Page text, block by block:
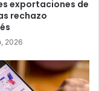
exportaciones de
rechazo
2026